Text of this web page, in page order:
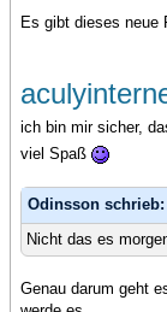
Es gibt dieses neue
ich bin mir sicher,
viel Spaß
Odinsson schrieb:
Nicht das es
Genau darum geht